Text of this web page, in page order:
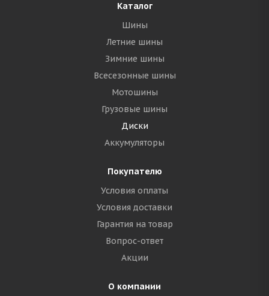
Каталог
Шины
Летние шины
Зимние шины
Всесезонные шины
Мотошины
Грузовые шины
Диски
Аккумуляторы
Покупателю
Условия оплаты
Условия доставки
Гарантия на товар
Вопрос-ответ
Акции
О компании